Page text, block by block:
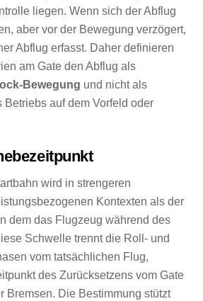
liegen. Wenn sich der Abflug
aber vor der Bewegung verzögert,
Abflug erfasst. Daher definieren
am Gate den Abflug als
Bewegung und nicht als
Betriebs auf dem Vorfeld oder
wird in strengeren
Kontexten als der
dem das Flugzeug während des
Schwelle trennt die Roll- und
vom tatsächlichen Flug,
des Zurücksetzens vom Gate
Bremsen. Die Bestimmung stützt